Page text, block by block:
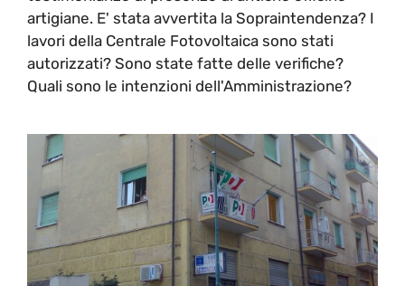
artigiane. E' stata avvertita la Sopraintendenza? I
lavori della Centrale Fotovoltaica sono stati
autorizzati? Sono state fatte delle verifiche?
Quali sono le intenzioni dell'Amministrazione?